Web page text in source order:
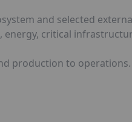
and selected
critical
production to